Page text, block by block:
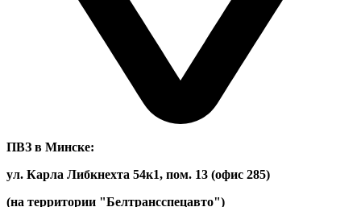
ПВЗ в Минске:
ул. Карла Либкнехта 54к1, пом. 13 (офис 285)
(на территории "Белтрансспецавто")